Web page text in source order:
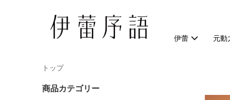
伊蕾 元動
トップ
商品カテゴリー